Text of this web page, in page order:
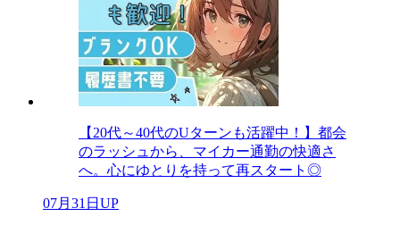
【20代～40代のUターンも活躍中！】都会
のラッシュから、マイカー通勤の快適さ
へ。心にゆとりを持って再スタート◎
07月31日UP